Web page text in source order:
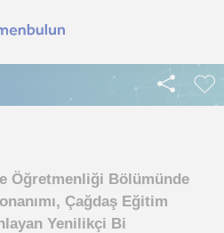
Öğretmenliği Bölümünde
Çağdaş Eğitim
Yenilikçi Bi